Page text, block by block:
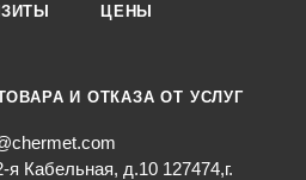
ЦЕНЫ
И ОТКАЗА ОТ УСЛУГ
я Кабельная, д.10 127474,г.